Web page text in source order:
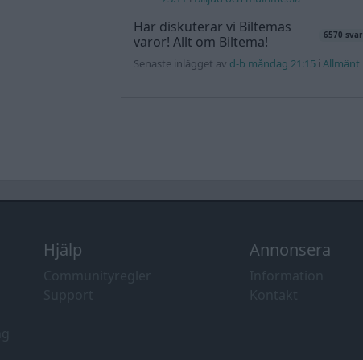
Här diskuterar vi Biltemas
varor! Allt om Biltema!
6570 svar
Senaste inlägget av d-b måndag 21:15 i Allmänt
Hjälp Annonsera